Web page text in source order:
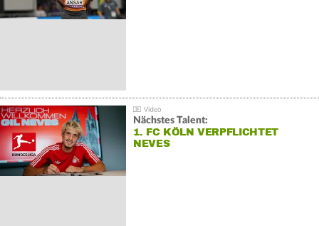
Nächstes Talent:
1. FC KÖLN VERPFLICHTET
NEVES